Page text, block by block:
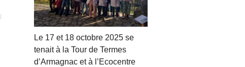
Le 17 et 18 octobre 2025 se
tenait à la Tour de Termes
d’Armagnac et à l’Ecocentre